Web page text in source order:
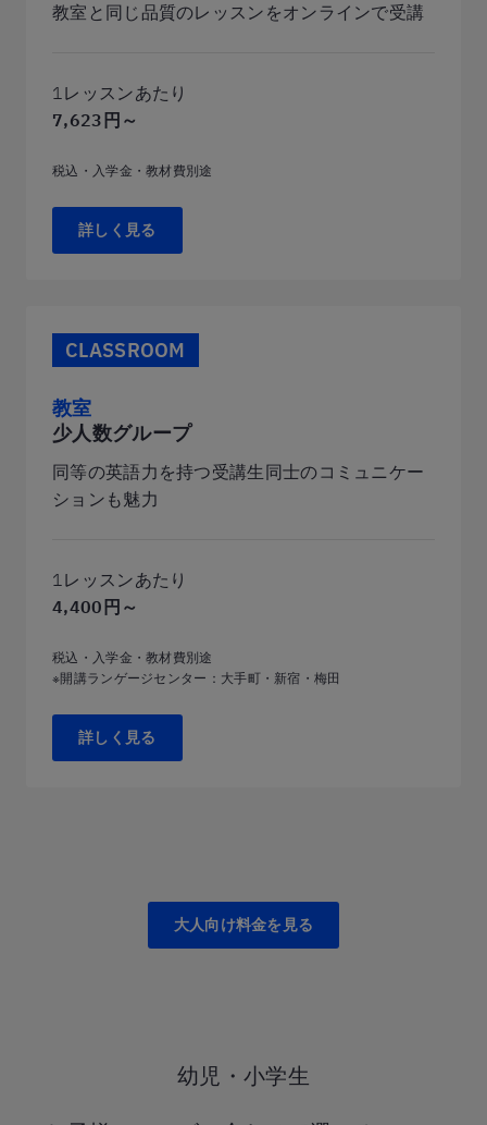
教室と同じ品質のレッスンをオンラインで受講
1レッスンあたり
7,623円～
税込・入学金・教材費別途
詳しく見る
CLASSROOM
教室
少人数グループ
同等の英語力を持つ受講生同士のコミュニケー
ションも魅力
1レッスンあたり
4,400円～
税込・入学金・教材費別途
※開講ランゲージセンター：大手町・新宿・梅田
詳しく見る
大人向け料金を見る
幼児・小学生